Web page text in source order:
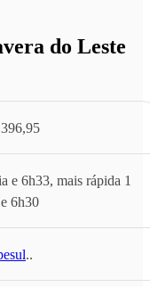
do Leste
e 6h33, mais rápida 1
6h30
...